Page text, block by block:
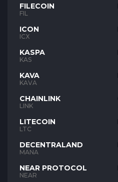
FILECOIN
FIL
ICON
ICX
KASPA
KAS
KAVA
KAVA
CHAINLINK
LINK
LITECOIN
LTC
DECENTRALAND
MANA
NEAR PROTOCOL
NEAR